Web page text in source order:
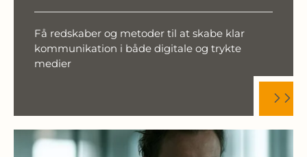
Få redskaber og metoder til at skabe klar
kommunikation i både digitale og trykte
medier